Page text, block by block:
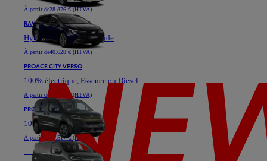
À partir de28.876 € (HTVA)
RAV4
Hybride ou Plug-in Hybride
À partir de40.628 € (HTVA)
PROACE CITY VERSO
100% électrique, Essence ou Diesel
À partir de 23.333 € (HTVA)
PROACE VERSO
100% électrique ou Diesel
À partir de 40.517 € (HTVA)
NouveauLand Cruiser